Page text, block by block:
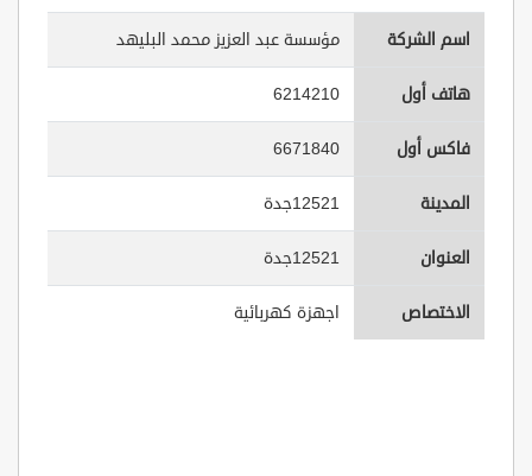
اسم الشركة مؤسسة عبد العزيز محمد البليهد
هاتف أول 6214210
فاكس أول 6671840
المدينة 12521جدة
العنوان 12521جدة
الاختصاص اجهزة كهربائية